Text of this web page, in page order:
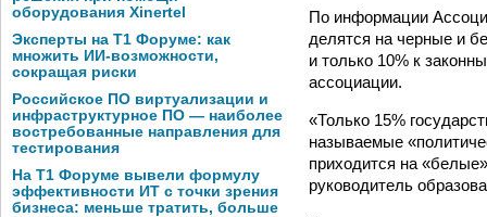
оборудования Xinertel
Эксперты на Т1 Форуме: как
множить ИИ-возможности,
сокращая риски
Российское ПО виртуализации и
инфраструктурное ПО — наиболее
востребованные направления для
тестирования
На Т1 Форуме вывели формулу
эффективности ИТ с точки зрения
бизнеса: меньше тратить, больше
По информации
делятся на черные и
и только 10% к
ассоциации.
«Только 15%
называемые
приходится на
руководитель